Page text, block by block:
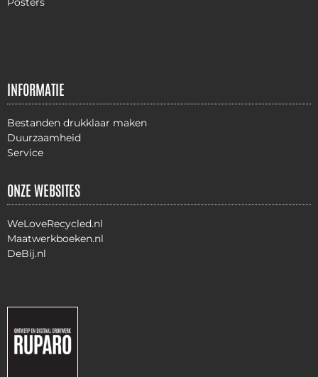
INFORMATIE
Bestanden drukklaar maken
Duurzaamheid
Service
ONZE WEBSITES
WeLoveRecycled.nl
Maatwerkboeken.nl
DeBij.nl